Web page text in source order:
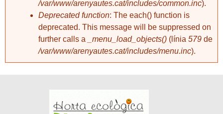
ells cobraven dels
impostos que
nosaltres.
Sanitat, hem van
tarda que jugaven
al dòmino als
jubilats, al Centre o
al Caliu.
En Quicu i l'Agustí
menys ja no els
/var/www/arenyautes.cat/includes/common.inc).
Deprecated function: The each() function is
deprecated. This message will be suppressed on
further calls a
_menu_load_objects() (línia 579 de
/var/www/arenyautes.cat/includes/menu.inc).